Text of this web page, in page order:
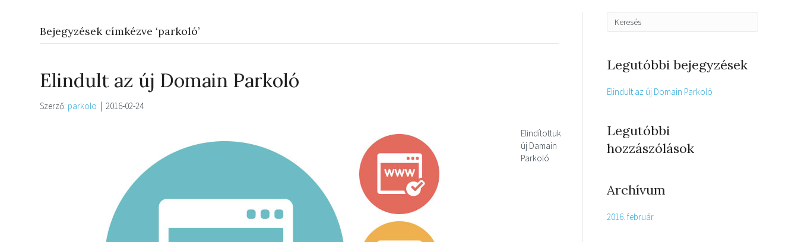
Bejegyzések címkézve ‘parkoló’
Elindult az új Domain Parkoló
Szerző: parkolo | 2016-02-24
Elindítottuk
új Damain
Parkoló
Legutóbbi bejegyzések
Elindult az új Domain Parkoló
Legutóbbi
hozzászólások
Archívum
2016. február